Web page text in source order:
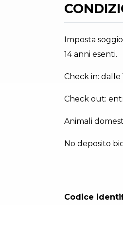
Imposta
14 anni esenti.
Check in: dalle
Check out:
Animali
No deposito
Codice